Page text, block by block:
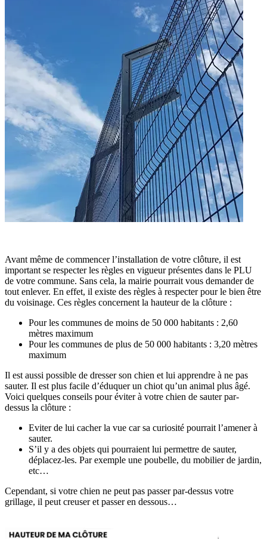
Avant même de commencer l’installation de votre clôture, il est
important se respecter les règles en vigueur présentes dans le PLU
de votre commune. Sans cela, la mairie pourrait vous demander de
tout enlever. En effet, il existe des règles à respecter pour le bien être
du voisinage. Ces règles concernent la hauteur de la clôture :
Pour les communes de moins de 50 000 habitants : 2,60
mètres maximum
Pour les communes de plus de 50 000 habitants : 3,20 mètres
maximum
Il est aussi possible de dresser son chien et lui apprendre à ne pas
sauter. Il est plus facile d’éduquer un chiot qu’un animal plus âgé.
Voici quelques conseils pour éviter à votre chien de sauter par-
dessus la clôture :
Eviter de lui cacher la vue car sa curiosité pourrait l’amener à
sauter.
S’il y a des objets qui pourraient lui permettre de sauter,
déplacez-les. Par exemple une poubelle, du mobilier de jardin,
etc…
Cependant, si votre chien ne peut pas passer par-dessus votre
grillage, il peut creuser et passer en dessous…